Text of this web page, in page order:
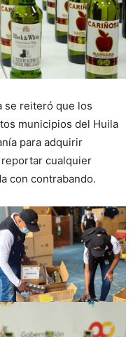
se reiteró que los
municipios del Huila
para adquirir
cualquier
con contrabando.